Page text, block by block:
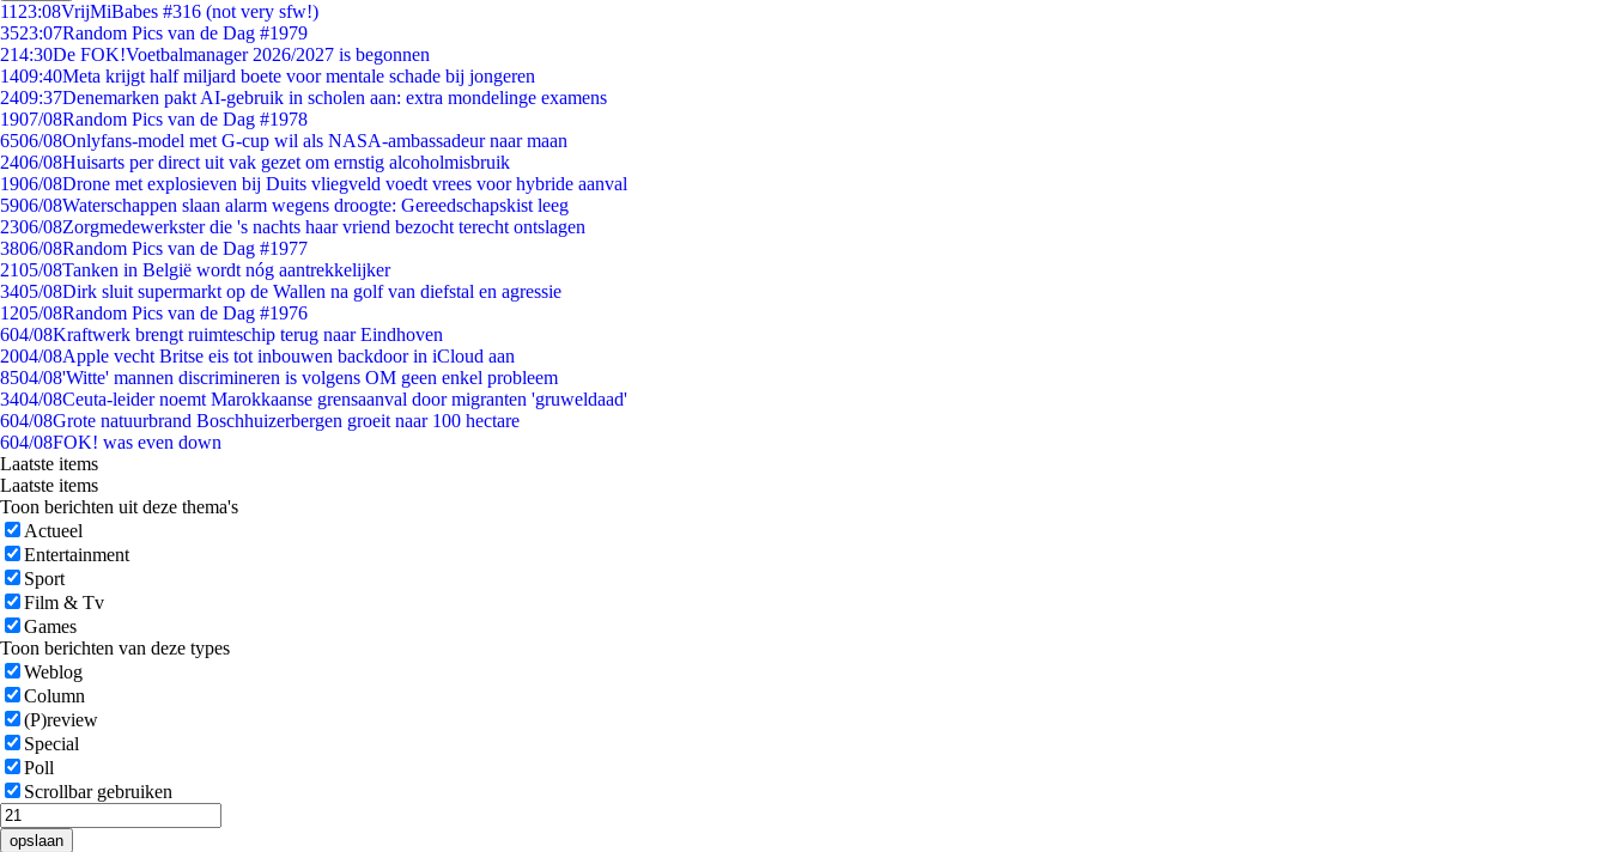
11 23:08VrijMiBabes #316 (not very sfw!)
3523:07Random Pics van de Dag #1979
214:30De FOK!Voetbalmanager 2026/2027 is begonnen
1409:40Meta krijgt half miljard boete voor mentale schade bij jongeren
2409:37Denemarken pakt AI-gebruik in scholen aan: extra mondelinge examens
1907/08Random Pics van de Dag #1978
6506/08Onlyfans-model met G-cup wil als NASA-ambassadeur naar maan
2406/08Huisarts per direct uit vak gezet om ernstig alcoholmisbruik
1906/08Drone met explosieven bij Duits vliegveld voedt vrees voor hybride aanval
5906/08Waterschappen slaan alarm wegens droogte: Gereedschapskist leeg
2306/08Zorgmedewerkster die 's nachts haar vriend bezocht terecht ontslagen
3806/08Random Pics van de Dag #1977
2105/08Tanken in België wordt nóg aantrekkelijker
3405/08Dirk sluit supermarkt op de Wallen na golf van diefstal en agressie
1205/08Random Pics van de Dag #1976
604/08Kraftwerk brengt ruimteschip terug naar Eindhoven
2004/08Apple vecht Britse eis tot inbouwen backdoor in iCloud aan
8504/08'Witte' mannen discrimineren is volgens OM geen enkel probleem
3404/08Ceuta-leider noemt Marokkaanse grensaanval door migranten 'gruweldaad'
604/08Grote natuurbrand Boschhuizerbergen groeit naar 100 hectare
604/08FOK! was even down
Laatste items
Laatste items
Toon berichten uit deze thema's
Actueel
Entertainment
Sport
Film & Tv
Games
Toon berichten van deze types
Weblog
Column
(P)review
Special
Poll
Scrollbar gebruiken
opslaan